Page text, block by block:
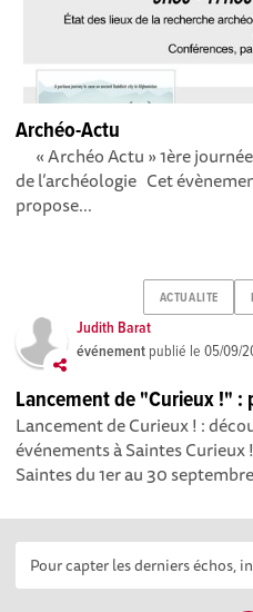
Archéo-Actu
« Archéo Actu » 1ère
de l’archéologie Cet
propose...
ACTUALITE
Judith Barat
événement publié le05/09/
Lancement de "Curieux !" :
Lancement de Curieux ! :
événements à Saintes
Saintes du 1er au 30